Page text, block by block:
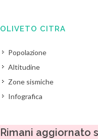
OLIVETO CITRA
Popolazione
Altitudine
Zone sismiche
Infografica
Rimani aggiornato